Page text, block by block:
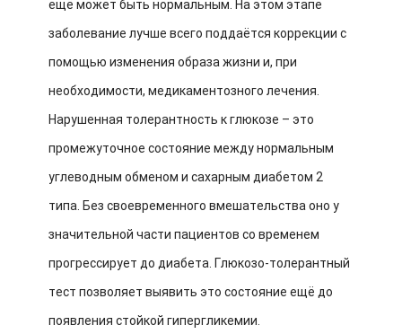
ещё может быть нормальным. На этом этапе
заболевание лучше всего поддаётся коррекции с
помощью изменения образа жизни и, при
необходимости, медикаментозного лечения.
Нарушенная толерантность к глюкозе – это
промежуточное состояние между нормальным
углеводным обменом и сахарным диабетом 2
типа. Без своевременного вмешательства оно у
значительной части пациентов со временем
прогрессирует до диабета. Глюкозо-толерантный
тест позволяет выявить это состояние ещё до
появления стойкой гипергликемии.